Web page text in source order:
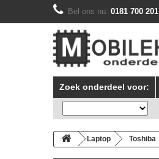
Bel ons nu: 0181 700 201
Zoek onderdeel voor:
Laptop Toshiba